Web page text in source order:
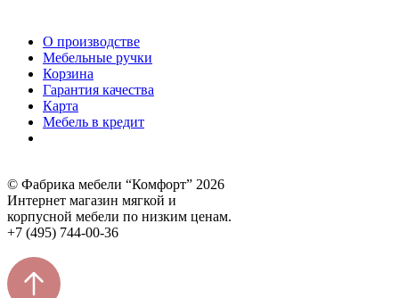
О производстве
Мебельные ручки
Корзина
Гарантия качества
Карта
Мебель в кредит
© Фабрика мебели “Комфорт” 2026
Интернет магазин мягкой и
корпусной мебели по низким ценам.
+7 (495) 744-00-36